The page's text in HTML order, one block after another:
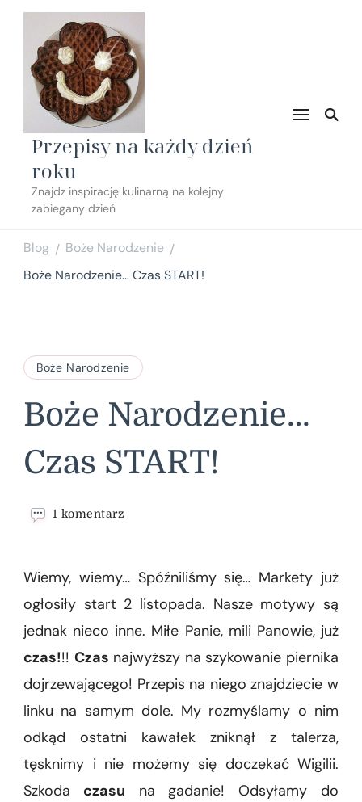
Przepisy na każdy dzień
roku
Znajdz inspirację kulinarną na kolejny
zabiegany dzień
Blog / Boże Narodzenie /
Boże Narodzenie… Czas START!
Boże Narodzenie
Boże Narodzenie…
Czas START!
1 komentarz
START!
Wiemy, wiemy… Spóźniliśmy się… Markety już
ogłosiły start 2 listopada. Nasze motywy są
jednak nieco inne. Miłe Panie, mili Panowie, już
czas!!! Czas najwyższy na szykowanie piernika
dojrzewającego! Przepis na niego znajdziecie w
linku na samym dole. My rozmyślamy o nim
odkąd ostatni kawałek zniknął z talerza,
tęsknimy i nie możemy się doczekać Wigilii.
Szkoda czasu na gadanie! Odsyłamy do